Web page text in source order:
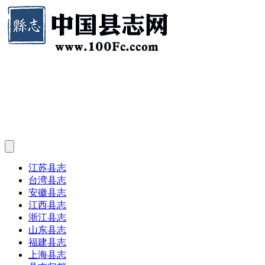
江苏县志
台湾县志
安徽县志
江西县志
浙江县志
山东县志
福建县志
上海县志